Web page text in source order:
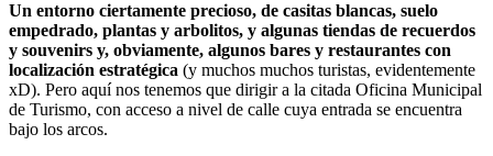
Un entorno ciertamente precioso, de casitas blancas, suelo
empedrado, plantas y arbolitos, y algunas tiendas de recuerdos
y souvenirs y, obviamente, algunos bares y restaurantes con
localización estratégica (y muchos muchos turistas, evidentemente
xD). Pero aquí nos tenemos que dirigir a la citada Oficina Municipal
de Turismo, con acceso a nivel de calle cuya entrada se encuentra
bajo los arcos.